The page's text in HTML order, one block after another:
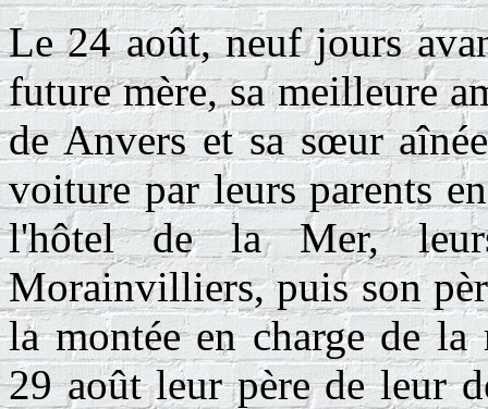
Le 24 août, neuf jours
future mère, sa meilleure
de Anvers et sa sœur
voiture par leurs parents
l'hôtel de la Mer,
Morainvilliers, puis son
la montée en charge de
29 août leur père de leur